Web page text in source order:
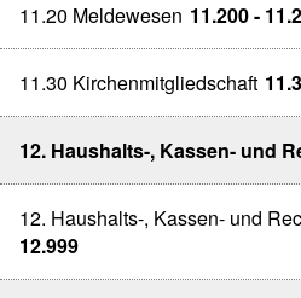
11.20 Meldewesen 11.200 -
11.30 Kirchenmitgliedschaft
12. Haushalts-, Kassen- und
12. Haushalts-, Kassen- und
12.999